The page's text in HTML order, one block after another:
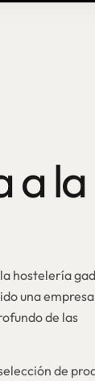
a la
hostelería
una empresa
de las
de